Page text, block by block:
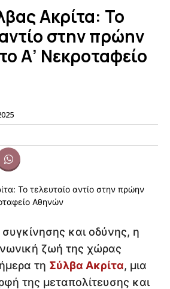
Ακρίτα: Το
στην πρώην
Α’ Νεκροταφείο
και οδύνης, η
ζωή της χώρας
τη Σύλβα Ακρίτα, μια
της μεταπολίτευσης και